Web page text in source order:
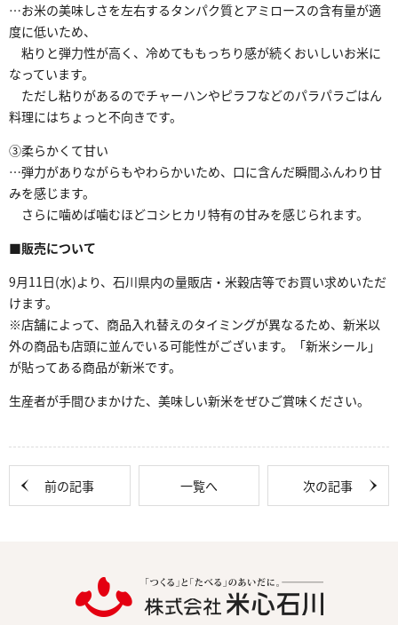
…お米の美味しさを左右するタンパク質とアミロースの含有量が適
度に低いため、
粘りと弾力性が高く、冷めてももっちり感が続くおいしいお米に
なっています。
ただし粘りがあるのでチャーハンやピラフなどのパラパラごはん
料理にはちょっと不向きです。
③柔らかくて甘い
…弾力がありながらもやわらかいため、口に含んだ瞬間ふんわり甘
みを感じます。
さらに噛めば噛むほどコシヒカリ特有の甘みを感じられます。
■販売について
9月11日(水)より、石川県内の量販店・米穀店等でお買い求めいただ
けます。
※店舗によって、商品入れ替えのタイミングが異なるため、新米以
外の商品も店頭に並んでいる可能性がございます。「新米シール」
が貼ってある商品が新米です。
生産者が手間ひまかけた、美味しい新米をぜひご賞味ください。
前の記事 一覧へ 次の記事